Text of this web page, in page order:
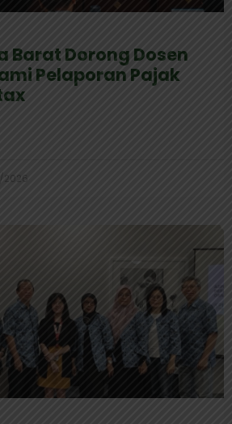
Barat Dorong Dosen
Pelaporan Pajak